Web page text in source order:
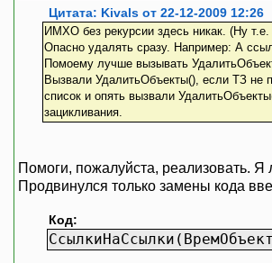
Цитата: Kivals от 22-12-2009 12:26
ИМХО без рекурсии здесь никак. (Ну
Опасно удалять сразу. Например: А
Помоему лучше вызывать
Вызвали УдалитьОбъекты(), если ТЗ не
список и опять вызвали
зацикливания.
Помоги, пожалуйста, реализовать. Я
Продвинулся только замены кода
Код: